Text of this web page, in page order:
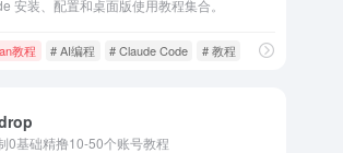
安装、配置和桌面版使用教程集合。
教程 # AI编程 # Claude Code # 教程
0基础精撸10-50个账号教程